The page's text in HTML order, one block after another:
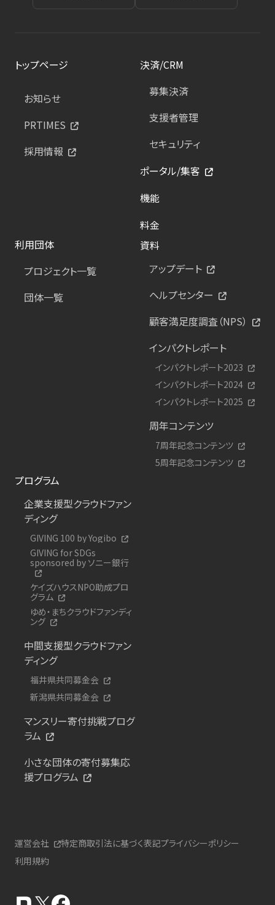
トップページ
お知らせ
PRTIMES
採用情報
決済/CRM
募集決済
支援者管理
セキュリティ
ポータル/集客
機能
料金
利用団体
プロジェクト一覧
団体一覧
資料
アップデート
ヘルプセンター
顧客満足度調査（NPS）
インパクトレポート
インパクトレポート2023
インパクトレポート2024
インパクトレポート2025
周年コンテンツ
7周年記念コンテンツ
5周年記念コンテンツ
プログラム
企業支援型クラウドファン
ディング
GIVING 100 by Yogibo
GIVING for SDGs
sponsored by ソニー銀行
ケイズハウスNPO助成プロ
グラム
ゆめ・まちクラウドファンディ
ング
中間支援型クラウドファン
ディング
福井県共同募金会
新潟県共同募金会
マンスリー寄付挑戦プログ
ラム
小さな団体の寄付募集応
援プログラム
運営会社 特定商取引法に基づく表記プライバシーポリシー
利用規約